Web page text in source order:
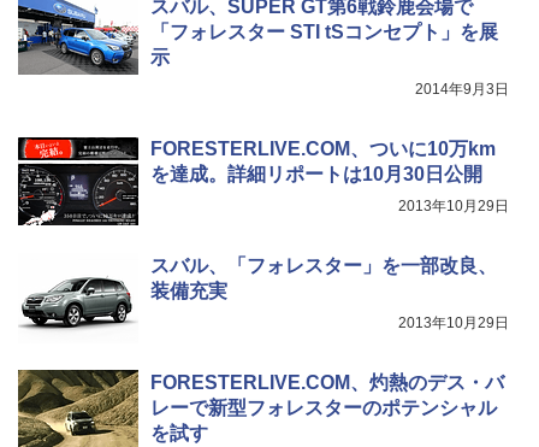
スバル、SUPER GT第6戦鈴鹿会場で
「フォレスター STI tSコンセプト」を展
示
2014年9月3日
FORESTERLIVE.COM、ついに10万km
を達成。詳細リポートは10月30日公開
2013年10月29日
スバル、「フォレスター」を一部改良、
装備充実
2013年10月29日
FORESTERLIVE.COM、灼熱のデス・バ
レーで新型フォレスターのポテンシャル
を試す